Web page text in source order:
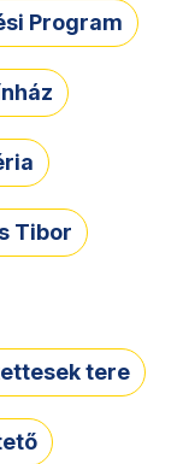
Program
Tibor
tere